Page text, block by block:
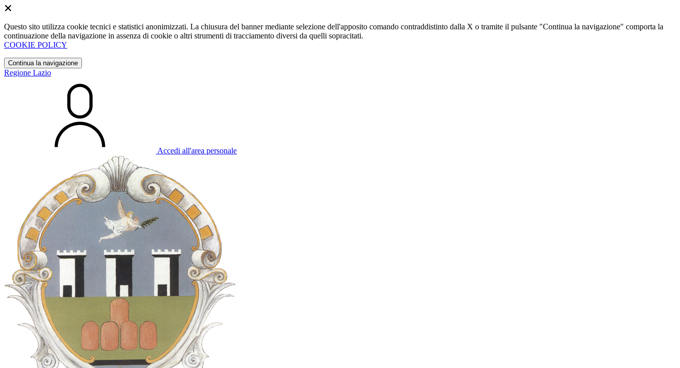
Questo sito utilizza cookie tecnici e statistici anonimizzati. La chiusura del banner mediante selezione dell'apposito comando contraddistinto dalla X o tramite il pulsante "Continua la navigazione" comporta la
continuazione della navigazione in assenza di cookie o altri strumenti di tracciamento diversi da quelli sopracitati.
COOKIE POLICY
Continua la navigazione
Regione Lazio
Accedi all'area personale